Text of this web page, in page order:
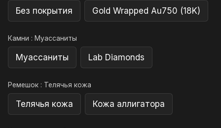
Без покрытия Gold Wrapped Au750 (18K)
Камни : Муассаниты
Муассаниты Lab Diamonds
Ремешок : Телячья кожа
Телячья кожа Кожа аллигатора